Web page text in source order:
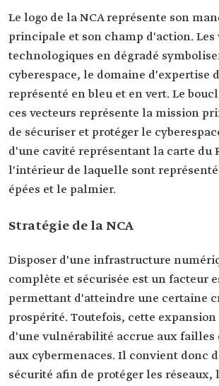
Le logo de la NCA représente son
principale et son champ d'action. Les
technologiques en dégradé
cyberespace, le domaine d'expertise
représenté en bleu et en vert. Le
ces vecteurs représente la mission
de sécuriser et protéger le
d'une cavité représentant la carte du
l'intérieur de laquelle sont
épées et le palmier.
Stratégie de la NCA
Disposer d'une infrastructure
complète et sécurisée est un facteur
permettant d'atteindre une certaine
prospérité. Toutefois, cette
d'une vulnérabilité accrue aux failles
aux cybermenaces. Il convient donc
sécurité afin de protéger les réseaux,